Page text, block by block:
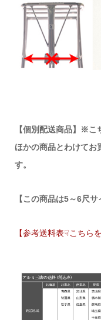
【個別配送商品】※こ
ほかの商品とわけてお
す。
【この商品は5～6尺サ
【参考送料表☟こちら